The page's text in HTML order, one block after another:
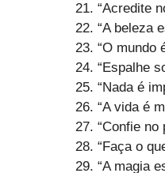
“Acredite
“A beleza
“O mundo
“Espalhe
“Nada é
“A vida é
“Confie no
“Faça o
“A magia